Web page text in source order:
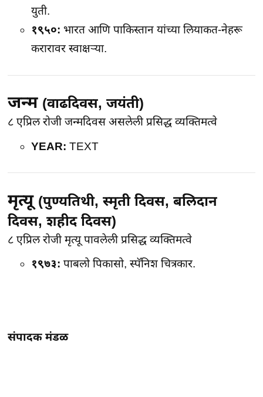
युती.
१९५०: भारत आणि पाकिस्तान यांच्या लियाकत-नेहरू
करारावर स्वाक्षर्‍या.
जन्म (वाढदिवस, जयंती)
८ एप्रिलरोजी जन्मदिवस असलेली प्रसिद्ध व्यक्तिमत्वे
YEAR: TEXT
मृत्यू (पुण्यतिथी, स्मृती दिवस, बलिदान
दिवस, शहीद दिवस)
८ एप्रिलरोजी मृत्यू पावलेली प्रसिद्ध व्यक्तिमत्वे
१९७३: पाबलो पिकासो, स्पॅनिश चित्रकार.
संपादक मंडळ